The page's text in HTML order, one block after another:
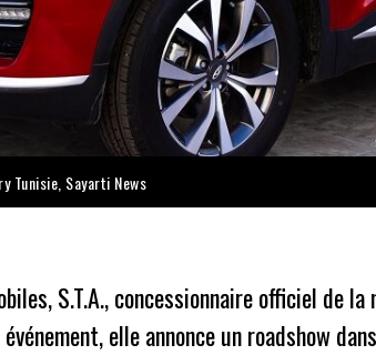
Tunisie Sayarti News
S.T.A., concessionnaire officiel de
elle annonce un roadshow